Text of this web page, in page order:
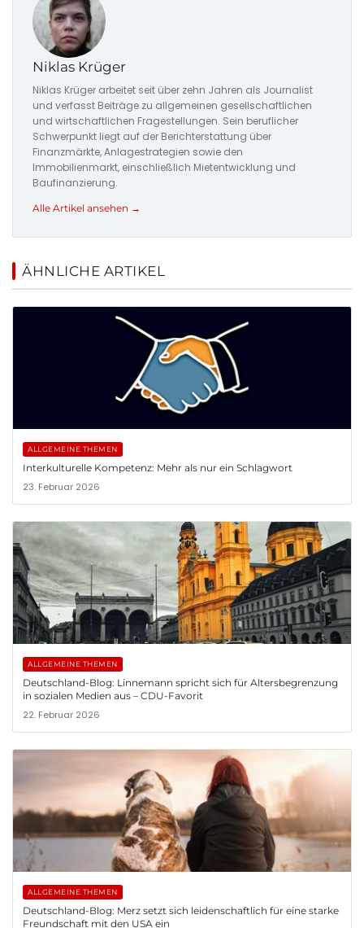
Niklas Krüger
Niklas Krüger arbeitet seit über zehn Jahren als Journalist
und verfasst Beiträge zu allgemeinen gesellschaftlichen
und wirtschaftlichen Fragestellungen. Sein beruflicher
Schwerpunkt liegt auf der Berichterstattung über
Finanzmärkte, Anlagestrategien sowie den
Immobilienmarkt, einschließlich Mietentwicklung und
Baufinanzierung.
Alle Artikel ansehen →
ÄHNLICHE ARTIKEL
ALLGEMEINE THEMEN
Interkulturelle Kompetenz: Mehr als nur ein Schlagwort
23. Februar 2026
ALLGEMEINE THEMEN
Deutschland-Blog: Linnemann spricht sich für Altersbegrenzung
in sozialen Medien aus – CDU-Favorit
22. Februar 2026
ALLGEMEINE THEMEN
Deutschland-Blog: Merz setzt sich leidenschaftlich für eine starke
Freundschaft mit den USA ein